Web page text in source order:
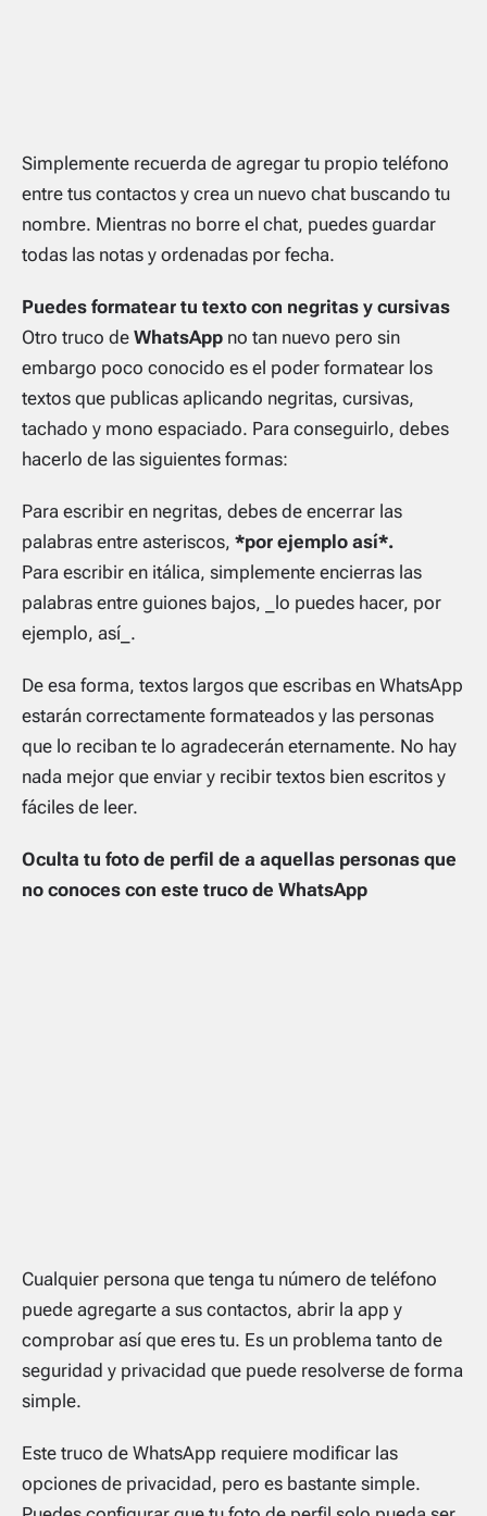
Simplemente recuerda de agregar tu propio teléfono
entre tus contactos y crea un nuevo chat buscando tu
nombre. Mientras no borre el chat, puedes guardar
todas las notas y ordenadas por fecha.
Puedes formatear tu texto con negritas y cursivas
Otro truco de WhatsApp no tan nuevo pero sin
embargo poco conocido es el poder formatear los
textos que publicas aplicando negritas, cursivas,
tachado y mono espaciado. Para conseguirlo, debes
hacerlo de las siguientes formas:
Para escribir en negritas, debes de encerrar las
palabras entre asteriscos, *por ejemplo así*.
Para escribir en itálica, simplemente encierras las
palabras entre guiones bajos,
_lo puedes hacer, por
ejemplo, así_.
De esa forma, textos largos que escribas en WhatsApp
estarán correctamente formateados y las personas
que lo reciban te lo agradecerán eternamente. No hay
nada mejor que enviar y recibir textos bien escritos y
fáciles de leer.
Oculta tu foto de perfil de a aquellas personas que
no conoces con este truco de WhatsApp
Cualquier persona que tenga tu número de teléfono
puede agregarte a sus contactos, abrir la app y
comprobar así que eres tu. Es un problema tanto de
seguridad y privacidad que puede resolverse de forma
simple.
Este truco de WhatsApp requiere modificar las
opciones de privacidad, pero es bastante simple.